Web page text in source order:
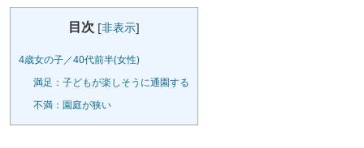
目次 [非表示]
4歳女の子／40代前半(女性)
満足：子どもが楽しそうに通園する
不満：園庭が狭い